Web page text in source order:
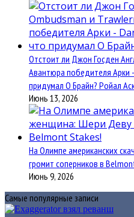
Отстоит ли Джон Госден
Авантюра победителя Арки
придумал О Брайн? Ройал
Июнь 13, 2026
На Олимпе американских
громит соперников в
Июнь 9, 2026
Самые популярные записи